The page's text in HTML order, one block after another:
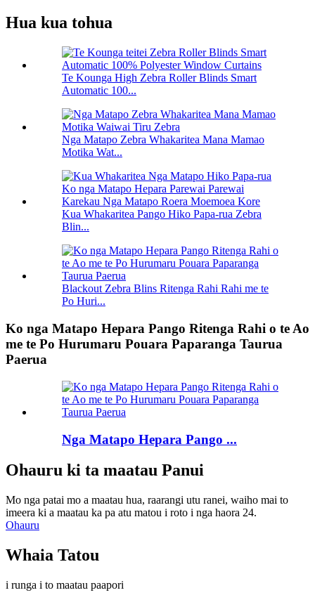
Hua kua tohua
Te Kounga High Zebra Roller Blinds Smart
Automatic 100...
Nga Matapo Zebra Whakaritea Mana Mamao
Motika Wat...
Kua Whakaritea Pango Hiko Papa-rua Zebra
Blin...
Blackout Zebra Blins Ritenga Rahi Rahi me te
Po Huri...
Ko nga Matapo Hepara Pango Ritenga Rahi o te Ao
me te Po Hurumaru Pouara Paparanga Taurua
Paerua
Nga Matapo Hepara Pango ...
Ohauru ki ta maatau Panui
Mo nga patai mo a maatau hua, raarangi utu ranei, waiho mai to
imeera ki a maatau ka pa atu matou i roto i nga haora 24.
Ohauru
Whaia Tatou
i runga i to maatau paapori